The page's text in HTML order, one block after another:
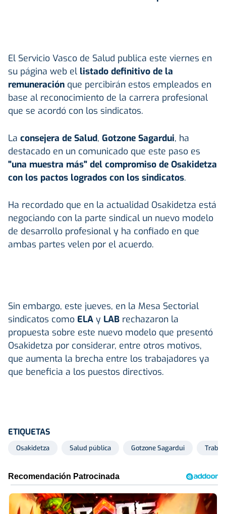
El Servicio Vasco de Salud publica este viernes en
su página web el listado definitivo de la
remuneración que percibirán estos empleados en
base al reconocimiento de la carrera profesional
que se acordó con los sindicatos.
La consejera de Salud, Gotzone Sagardui, ha
destacado en un comunicado que este paso es
"una muestra más" del compromiso de Osakidetza
con los pactos logrados con los sindicatos.
Ha recordado que en la actualidad Osakidetza está
negociando con la parte sindical un nuevo modelo
de desarrollo profesional y ha confiado en que
ambas partes velen por el acuerdo.
Sin embargo, este jueves, en la Mesa Sectorial
sindicatos como ELA y LAB rechazaron la
propuesta sobre este nuevo modelo que presentó
Osakidetza por considerar, entre otros motivos,
que aumenta la brecha entre los trabajadores ya
que beneficia a los puestos directivos.
ETIQUETAS
Osakidetza Salud pública Gotzone Sagardui